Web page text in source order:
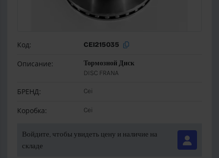
Код: CEI215035
Описание:
Тормозной Диск
DISC FRANA
БРЕНД: Cei
Коробка: Cei
Войдите, чтобы увидеть цену и наличие на
складе